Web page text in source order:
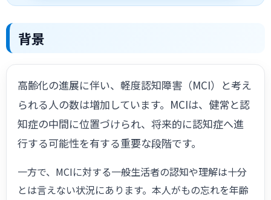
背景
高齢化の進展に伴い、軽度認知障害（MCI）と考え
られる人の数は増加しています。MCIは、健常と認
知症の中間に位置づけられ、将来的に認知症へ進
行する可能性を有する重要な段階です。
一方で、MCIに対する一般生活者の認知や理解は十分
とは言えない状況にあります。本人がもの忘れを年齢